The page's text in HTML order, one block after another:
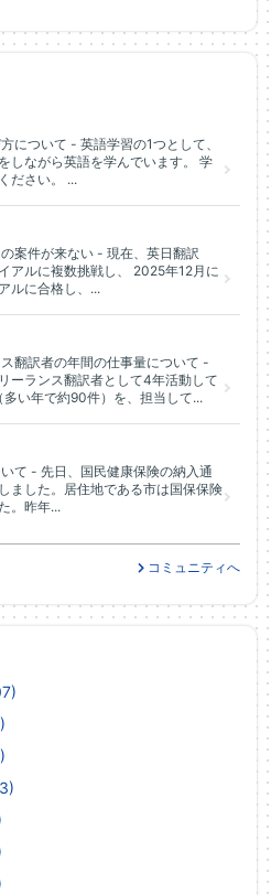
について - 英語学習の1つとして、
しながら英語を学んでいます。 学
ださい。 ...
案件が来ない - 現在、英日翻訳
アルに複数挑戦し、 2025年12月に
ルに合格し、...
翻訳者の年間の仕事量について -
ーランス翻訳者として4年活動して
い年で約90件）を、担当して...
て - 先日、国民健康保険の納入通
ました。居住地である市は国保保険
。昨年...
コミュニティへ